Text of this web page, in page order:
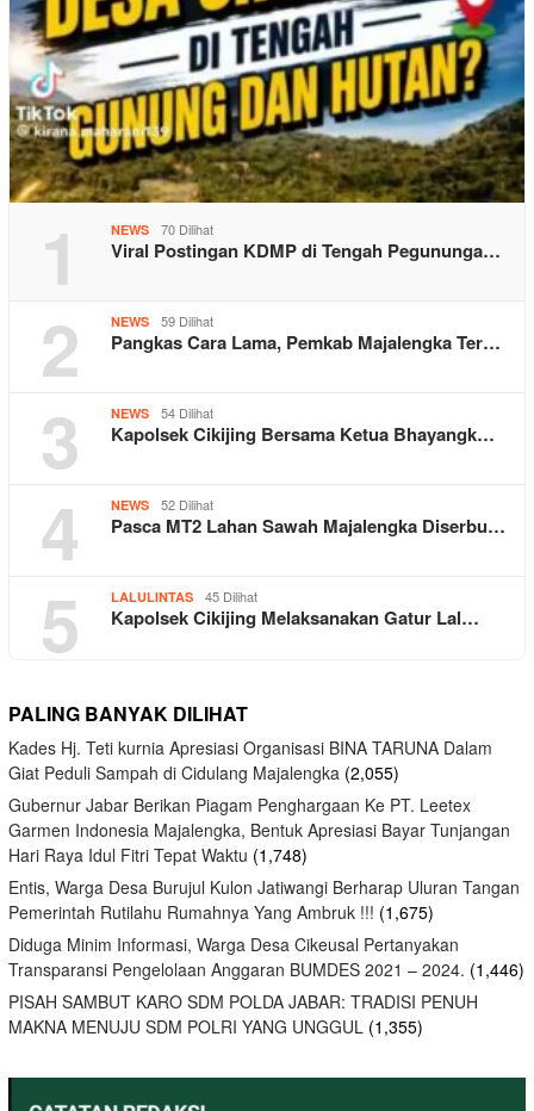
1 NEWS 70 Dilihat
Viral Postingan KDMP di Tengah Pegununga…
2 NEWS 59 Dilihat
Pangkas Cara Lama, Pemkab Majalengka Ter…
3 NEWS 54 Dilihat
Kapolsek Cikijing Bersama Ketua Bhayangk…
4 NEWS 52 Dilihat
Pasca MT2 Lahan Sawah Majalengka Diserbu…
5 LALULINTAS 45 Dilihat
Kapolsek Cikijing Melaksanakan Gatur Lal…
PALING BANYAK DILIHAT
Kades Hj. Teti kurnia Apresiasi Organisasi BINA TARUNA Dalam
Giat Peduli Sampah di Cidulang Majalengka (2,055)
Gubernur Jabar Berikan Piagam Penghargaan Ke PT. Leetex
Garmen Indonesia Majalengka, Bentuk Apresiasi Bayar Tunjangan
Hari Raya Idul Fitri Tepat Waktu (1,748)
Entis, Warga Desa Burujul Kulon Jatiwangi Berharap Uluran Tangan
Pemerintah Rutilahu Rumahnya Yang Ambruk !!! (1,675)
Diduga Minim Informasi, Warga Desa Cikeusal Pertanyakan
Transparansi Pengelolaan Anggaran BUMDES 2021 – 2024. (1,446)
PISAH SAMBUT KARO SDM POLDA JABAR: TRADISI PENUH
MAKNA MENUJU SDM POLRI YANG UNGGUL (1,355)